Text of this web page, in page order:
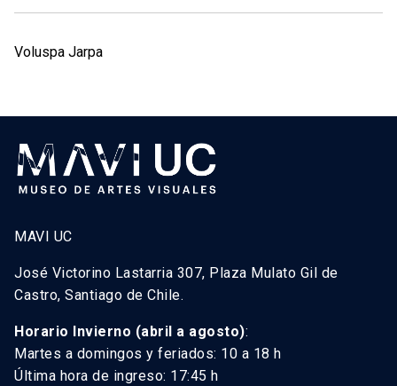
Voluspa Jarpa
MAVI UC
José Victorino Lastarria 307, Plaza Mulato Gil de
Castro, Santiago de Chile.
Horario Invierno (abril a agosto):
Martes a domingos y feriados: 10 a 18 h
Última hora de ingreso: 17:45 h